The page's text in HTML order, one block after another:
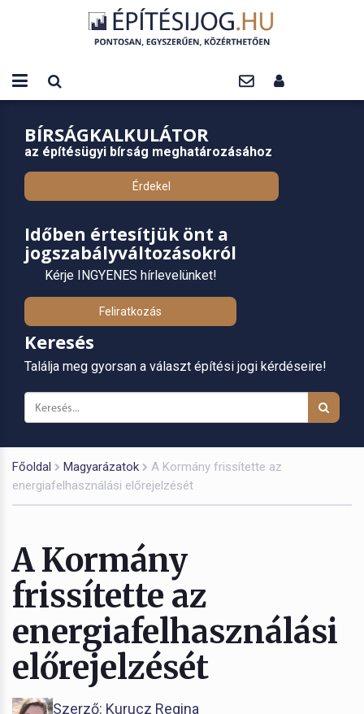
BÍRSÁGKALKULÁTOR
az építésügyi bírság meghatározásához
Érdekel
Időben értesítjük önt a
jogszabályváltozásokról
Kérje INGYENES hírlevelünket!
Feliratkozás
Keresés
Találja meg gyorsan a választ építési jogi kérdéseire!
Főoldal Magyarázatok
A Kormány frissítette az
energiafelhasználási előrejelzését
A Kormány
frissítette az
energiafelhasználási
előrejelzését
Szerző: Kurucz Regina